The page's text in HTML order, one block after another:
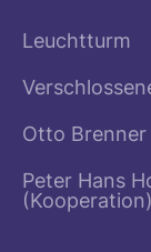
Leuchtturm
Otto Brenner
Peter Hans
(Kooperation)